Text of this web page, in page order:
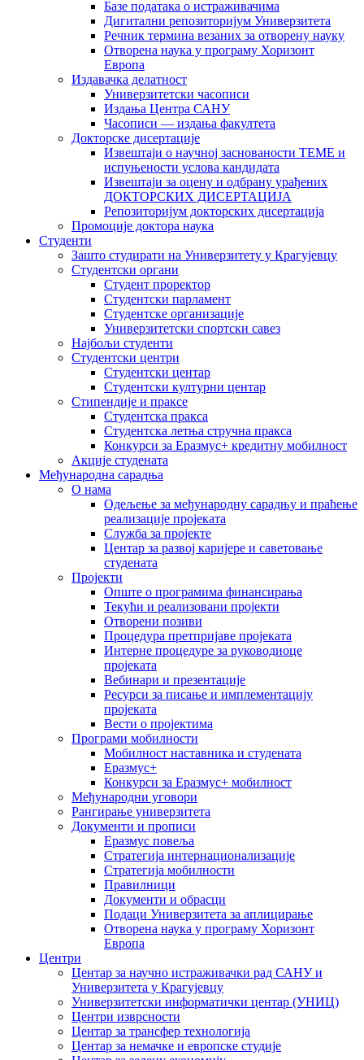
Базе података о истраживачима
Дигитални репозиторијум Универзитета
Рeчник термина везаних за отворену науку
Отворена наука у програму Хоризонт
Европа
Издавачка делатност
Универзитетски часописи
Издања Центра САНУ
Часописи — издања факултета
Докторске дисертације
Извештаји о научној заснованости ТЕМЕ и
испуњености услова кандидата
Извештаји за оцену и одбрану урађених
ДОКТОРСКИХ ДИСЕРТАЦИЈА
Репозиторијум докторских дисертација
Промоције доктора наука
Студенти
Зашто студирати на Универзитету у Крагујевцу
Студентски органи
Студент проректор
Студентски парламент
Студентске организације
Универзитетски спортски савез
Најбољи студенти
Студентски центри
Студентски центар
Студентски културни центар
Стипендије и праксе
Студентска пракса
Студентска летња стручна пракса
Конкурси за Еразмус+ кредитну мобилност
Акције студената
Међународна сарадња
О нама
Одељење за међународну сарадњу и праћење
реализације пројеката
Служба за пројекте
Центар за развој каријере и саветовање
студената
Пројекти
Опште о програмима финансирања
Текући и реализовани пројекти
Отворени позиви
Процедура претпријаве пројеката
Интерне процедуре за руководиоце
пројеката
Вебинари и презентације
Ресурси за писање и имплементацију
пројеката
Вести о пројектима
Програми мобилности
Мобилност наставника и студената
Еразмус+
Конкурси за Еразмус+ мобилност
Међународни уговори
Рангирање универзитета
Документи и прописи
Еразмус повеља
Стратегија интернационализације
Стратегија мобилности
Правилници
Документи и обрасци
Подаци Универзитета за аплицирање
Отворена наука у програму Хоризонт
Европа
Центри
Центар за научно истраживачки рад САНУ и
Универзитета у Крагујевцу
Универзитетски информатички центар (УНИЦ)
Центри изврсности
Центар за трансфер технологија
Центар за немачке и европске студије